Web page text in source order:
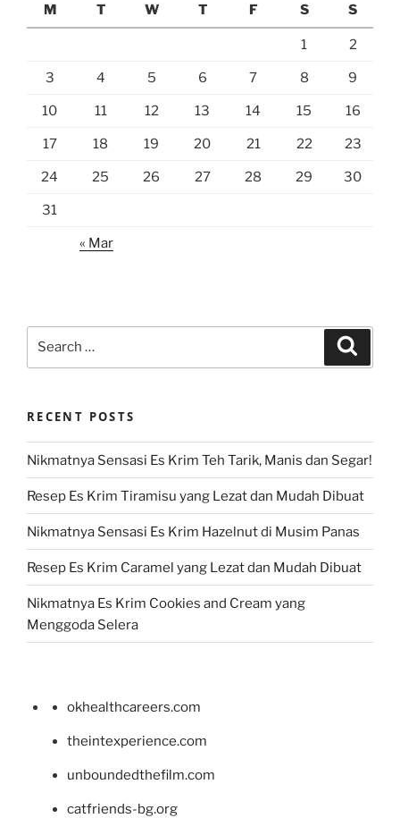
M
T W T F S S
1 2
3 4 5 6 7 8 9
10 11 12 13 14 15 16
17 18 19 20 21 22 23
24 25 26 27 28 29 30
31
« Mar
RECENT POSTS
Nikmatnya Sensasi Es Krim Teh Tarik, Manis dan Segar!
Resep Es Krim Tiramisu yang Lezat dan Mudah Dibuat
Nikmatnya Sensasi Es Krim Hazelnut di Musim Panas
Resep Es Krim Caramel yang Lezat dan Mudah Dibuat
Nikmatnya Es Krim Cookies and Cream yang
Menggoda Selera
okhealthcareers.com
theintexperience.com
unboundedthefilm.com
catfriends-bg.org